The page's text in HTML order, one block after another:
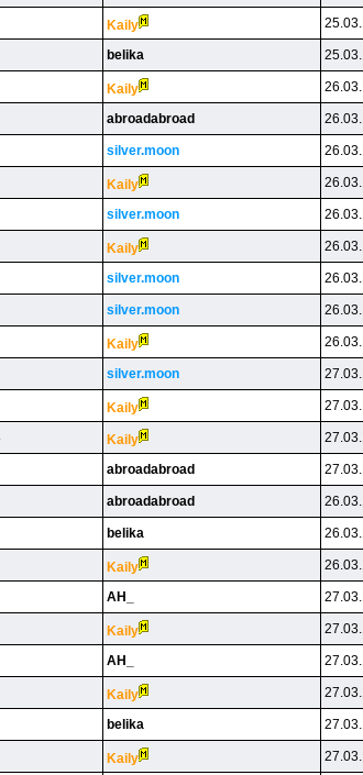
Kaily
belika
Kaily
abroadabroad
silver.moon
Kaily
silver.moon
Kaily
silver.moon
silver.moon
Kaily
silver.moon
Kaily
Kaily
abroadabroad
abroadabroad
belika
Kaily
AH_
Kaily
AH_
Kaily
belika
Kaily